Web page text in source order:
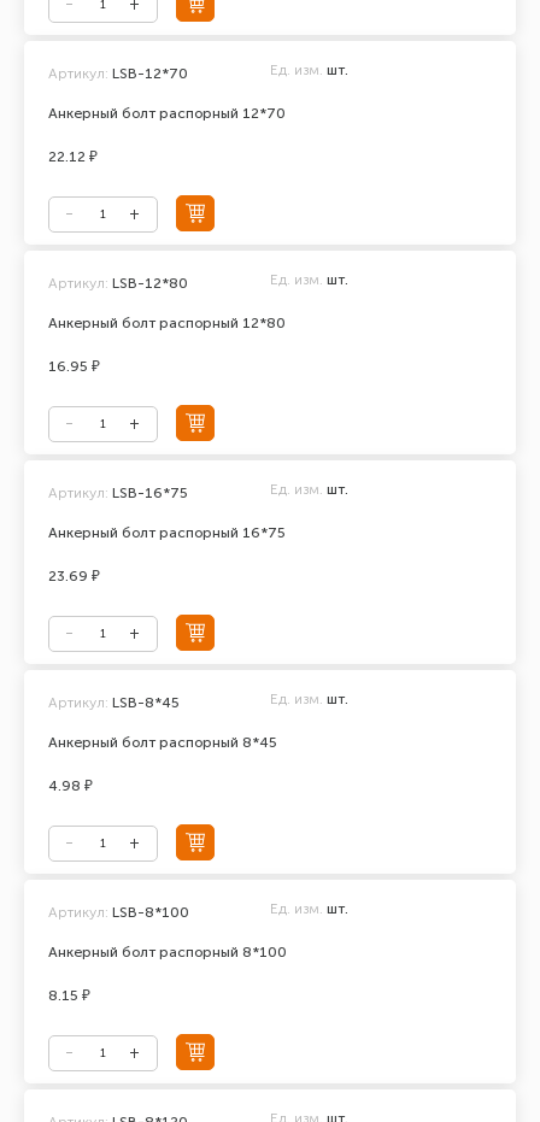
Анкерный болт распорный 12*70
Артикул: LSB-12*70 Ед. изм. шт.
22.12 ₽
Анкерный болт распорный 12*80
Артикул: LSB-12*80 Ед. изм. шт.
16.95 ₽
Анкерный болт распорный 16*75
Артикул: LSB-16*75 Ед. изм. шт.
23.69 ₽
Анкерный болт распорный 8*45
Артикул: LSB-8*45 Ед. изм. шт.
4.98 ₽
Анкерный болт распорный 8*100
Артикул: LSB-8*100 Ед. изм. шт.
8.15 ₽
Ед. изм. шт.